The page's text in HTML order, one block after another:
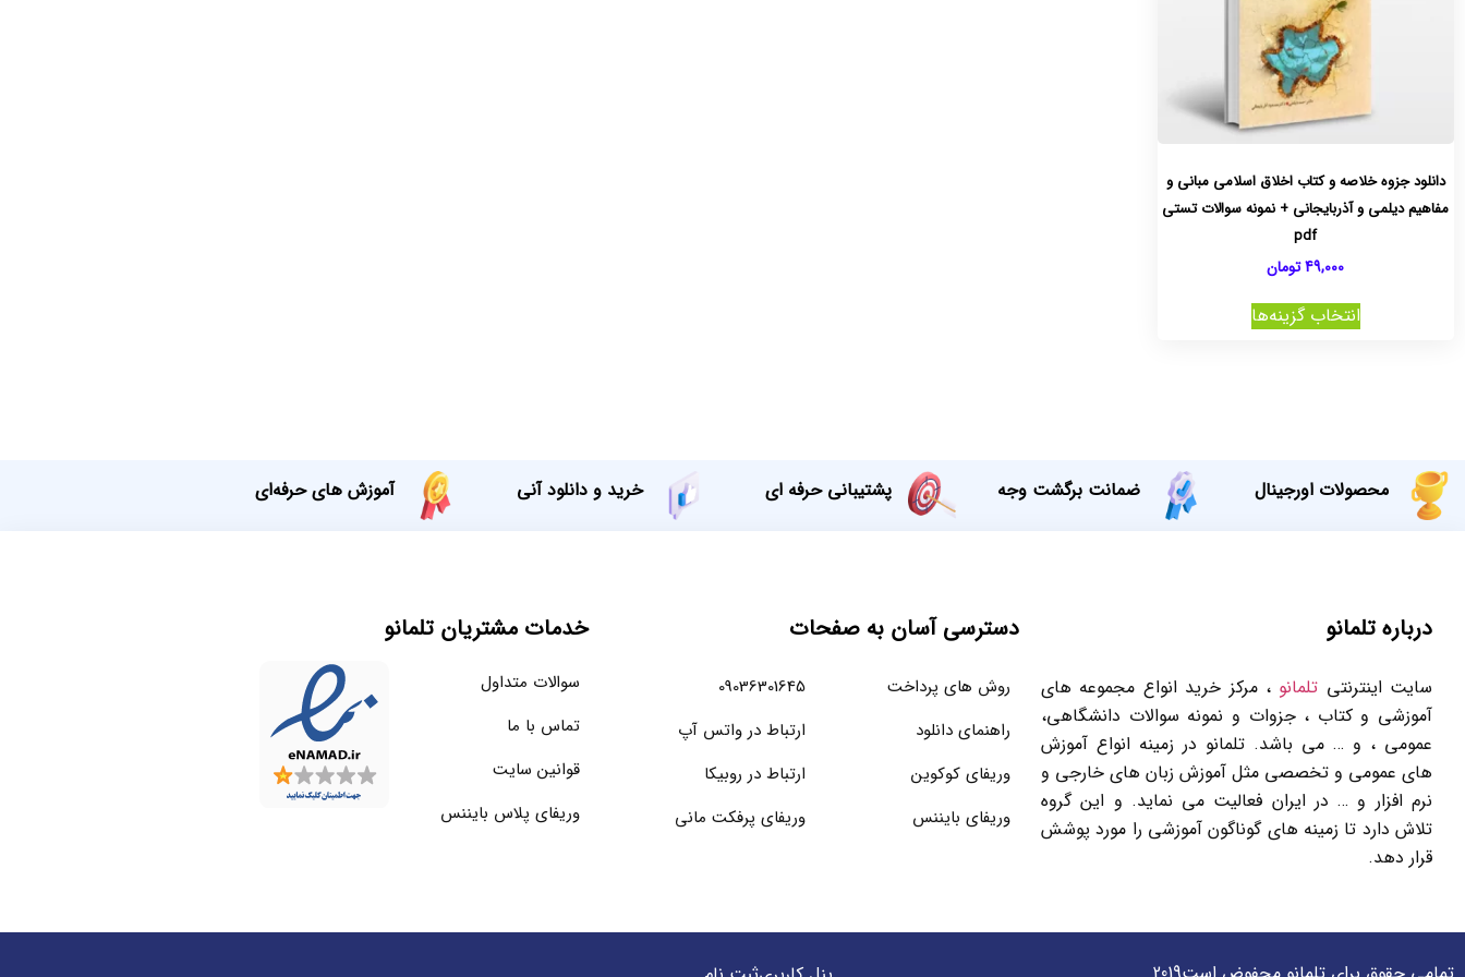
دانلود جزوه خلاصه و کتاب اخلاق اسلامی مبانی و
مفاهیم دیلمی و آذربایجانی + نمونه سوالات تستی
pdf
49,000تومان
انتخاب گزینه‌ها
محصولات اورجینال ضمانت برگشت وجه پشتیبانی حرفه ای خرید و دانلود آنی آموزش های حرفه‌ای
درباره تلمانو
سایت اینترنتی تلمانو ، مرکز خرید انواع مجموعه های
آموزشی و کتاب ، جزوات و نمونه سوالات دانشگاهی،
عمومی ، و … می باشد. تلمانو در زمینه انواع آموزش
های عمومی و تخصصی مثل آموزش زبان های خارجی و
نرم افزار و … در ایران فعالیت می نماید. و این گروه
تلاش دارد تا زمینه های گوناگون آموزشی را مورد پوشش
قرار دهد.
دسترسی آسان به صفحات
روش های پرداخت
راهنمای دانلود
وریفای کوکوین
وریفای بایننس
09036301645
ارتباط در واتس آپ
ارتباط در روبیکا
وریفای پرفکت مانی
خدمات مشتریان تلمانو
سوالات متداول
تماس با ما
قوانین سایت
وریفای پلاس بایننس